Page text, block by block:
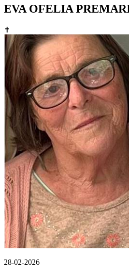
EVA OFELIA
✝
28-02-2026